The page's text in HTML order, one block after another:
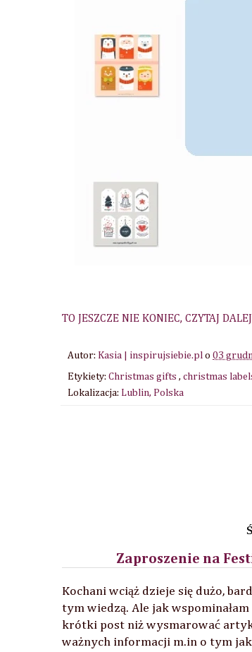
TO JESZCZE NIE KONIEC, CZYTAJ
Autor: Kasia | inspirujsiebie.pl o 03
Etykiety: Christmas gifts , christmas
Lokalizacja: Lublin, Polska
Zaproszenie na
Kochani wciąż dzieje się dużo,
tym wiedzą. Ale jak
krótki post niż wysmarować
ważnych informacji m.in o tym